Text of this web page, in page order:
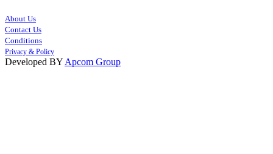
About Us
Contact Us
Conditions
Privacy & Policy
Developed BY Apcom Group